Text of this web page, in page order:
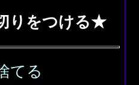
りをつける★
てる